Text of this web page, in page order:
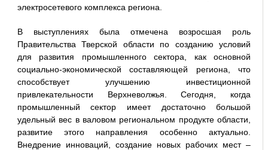
электросетевого комплекса региона.
В выступлениях была отмечена возросшая роль
Правительства Тверской области по созданию условий
для развития промышленного сектора, как основной
социально-экономической составляющей региона, что
способствует улучшению инвестиционной
привлекательности Верхневолжья. Сегодня, когда
промышленный сектор имеет достаточно большой
удельный вес в валовом региональном продукте области,
развитие этого направления особенно актуально.
Внедрение инноваций, создание новых рабочих мест –